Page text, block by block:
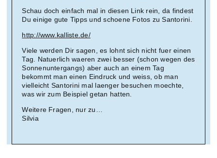
Schau doch einfach mal in diesen Link rein, da findest
Du einige gute Tipps und schoene Fotos zu Santorini.
http://www.kalliste.de/
Viele werden Dir sagen, es lohnt sich nicht fuer einen
Tag. Natuerlich waeren zwei besser (schon wegen des
Sonnenuntergangs) aber auch an einem Tag
bekommt man einen Eindruck und weiss, ob man
vielleicht Santorini mal laenger besuchen moechte,
was wir zum Beispiel getan hatten.
Weitere Fragen, nur zu…
Silvia